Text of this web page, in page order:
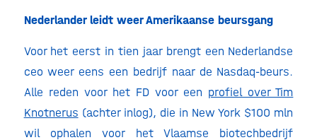
Nederlander leidt weer Amerikaanse beursgang
Voor het eerst in tien jaar brengt een Nederlandse
ceo weer eens een bedrijf naar de Nasdaq-beurs.
Alle reden voor het FD voor een profiel over Tim
Knotnerus (achter inlog), die in New York $100 mln
wil ophalen voor het Vlaamse biotechbedrijf